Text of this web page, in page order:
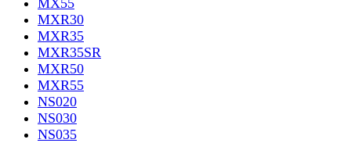
MX55
MXR30
MXR35
MXR35SR
MXR50
MXR55
NS020
NS030
NS035